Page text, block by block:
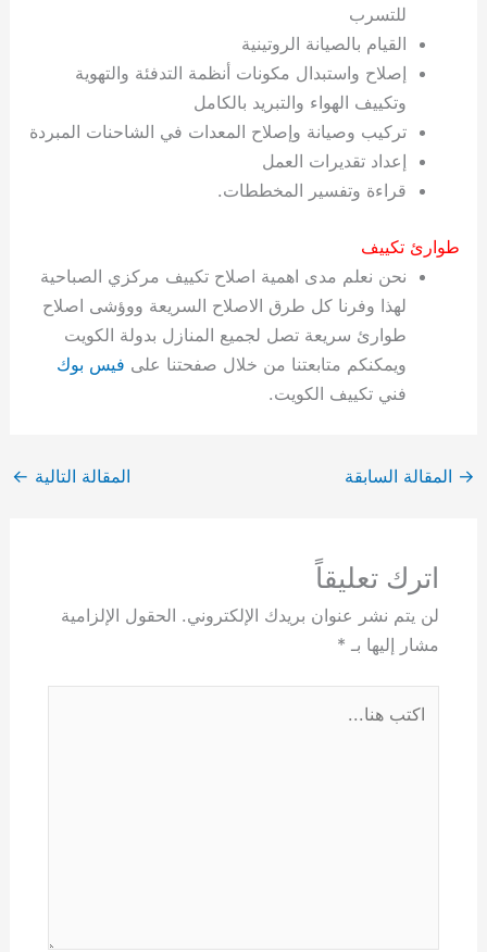
للتسرب
القيام بالصيانة الروتينية
إصلاح واستبدال مكونات أنظمة التدفئة والتهوية
وتكييف الهواء والتبريد بالكامل
تركيب وصيانة وإصلاح المعدات في الشاحنات المبردة
إعداد تقديرات العمل
قراءة وتفسير المخططات.
طوارئ تكييف
نحن نعلم مدى اهمية اصلاح تكييف مركزي الصباحية
لهذا وفرنا كل طرق الاصلاح السريعة ووؤشى اصلاح
طوارئ سريعة تصل لجميع المنازل بدولة الكويت
ويمكنكم متابعتنا من خلال صفحتنا على فيس بوك
فني تكييف الكويت.
→ المقالة السابقة المقالة التالية ←
اترك تعليقاً
لن يتم نشر عنوان بريدك الإلكتروني. الحقول الإلزامية
مشار إليها بـ *